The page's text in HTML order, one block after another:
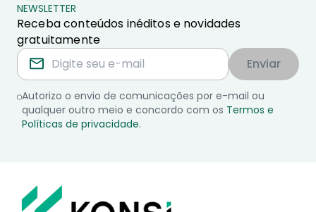
NEWSLETTER
Receba conteúdos inéditos e novidades
gratuitamente
Enviar
Autorizo o envio de comunicações por e-mail ou
qualquer outro meio e concordo com os Termos e
Políticas de privacidade.